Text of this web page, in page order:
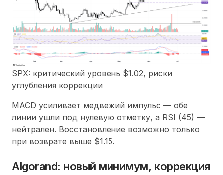
SPX: критический уровень $1.02, риски
углубления коррекции
MACD усиливает медвежий импульс — обе
линии ушли под нулевую отметку, а RSI (45) —
нейтрален. Восстановление возможно только
при возврате выше $1.15.
Algorand: новый минимум, коррекция